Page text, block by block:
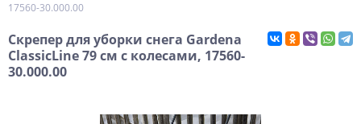
17560-30.000.00
Скрепер для уборки снега Gardena
ClassicLine 79 см с колесами, 17560-
30.000.00